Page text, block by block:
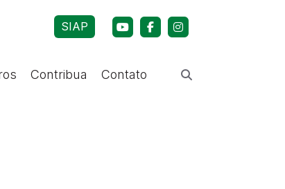
SIAP
Contribua Contato